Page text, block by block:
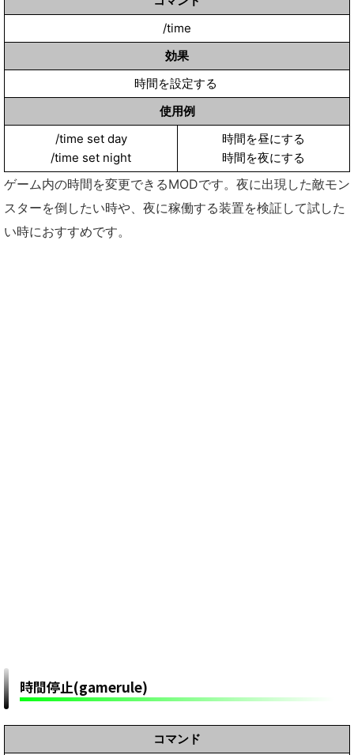
/time
効果
時間を設定する
使用例
/time set day
/time set night
時間を昼にする
時間を夜にする
ゲーム内の時間を変更できるMODです。夜に出現した敵モン
スターを倒したい時や、夜に稼働する装置を検証して試した
い時におすすめです。
時間停止(gamerule)
コマンド